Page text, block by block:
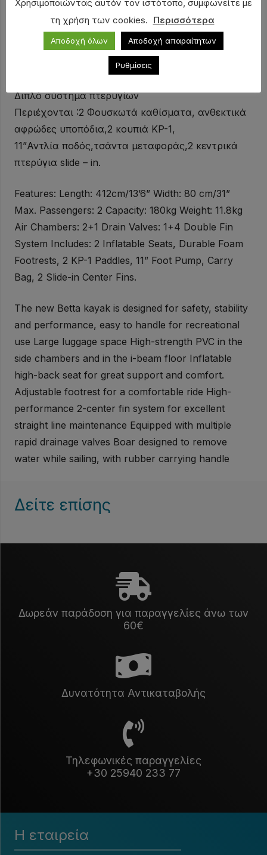
Μεγ. Επιβάτες : 2
Χωρητικότητα : 180kg
Βάρος : 11.8kg
Βαλβίδες αποστράγγισης : 1+4
Διπλό σύστημα πτερυγίων
Περιέχονται :2 Φουσκωτά καθίσματα, ανθεκτικά
αφρώδες υποπόδια,2 κουπιά KP-1,
11”Αντλία ποδός,τσάντα μεταφοράς,2 κεντρικά
πτερύγια slide – in.
Features: Length: 412cm/13’6” Width: 80 cm/31”
Max. Passengers: 2 Capacity: 180kg Weight: 11.8kg
Air Chambers: 2+1 Drain Valves: 1+4 Double Fin
System Includes: 2 Inflatable Seats, Durable Foam
Footrests, 2 KP-1 Paddles, 11” Foot Pump, Carry
Bag, 2 Slide-in Center Fins.
The new Betta kayak is designed for safety, stability
and performance, easy to handle for recreational
use Large luggage space High-strength PVC in the
side chambers and in the i-beam floor Inflatable
high-back seat for great support and comfort.
Adjustable footrest for a comfortable ride High-
performance 2-center fin system for excellent
straight line maintenance Equipped with multiple
rapid drainage valves Boar designed to remove
water while sailing, with rubber carrying handle
Δείτε επίσης
Δωρεάν παράδοση για παραγγελίες άνω των
60€
Δυνατότητα Αντικαταβολής
Τηλεφωνικές παραγγελίες
+30 25940 233 77
Η εταιρεία
Χρησιμοποιώντας αυτόν τον ιστότοπο, συμφωνείτε με
τη χρήση των cookies. Περισσότερα
Αποδοχή όλων Αποδοχή απαραίτητων
Ρυθμίσεις